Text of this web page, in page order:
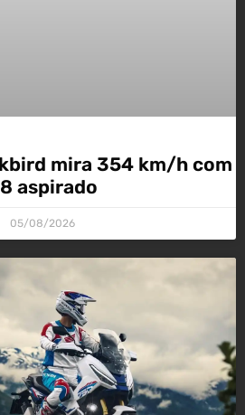
mira 354 km/h com
aspirado
05/08/2026